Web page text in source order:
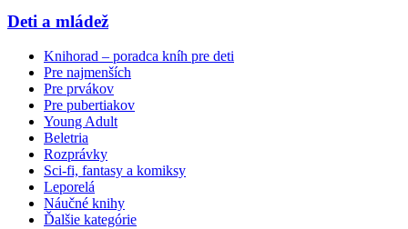
Deti a mládež
Knihorad – poradca kníh pre deti
Pre najmenších
Pre prvákov
Pre pubertiakov
Young Adult
Beletria
Rozprávky
Sci-fi, fantasy a komiksy
Leporelá
Náučné knihy
Ďalšie kategórie